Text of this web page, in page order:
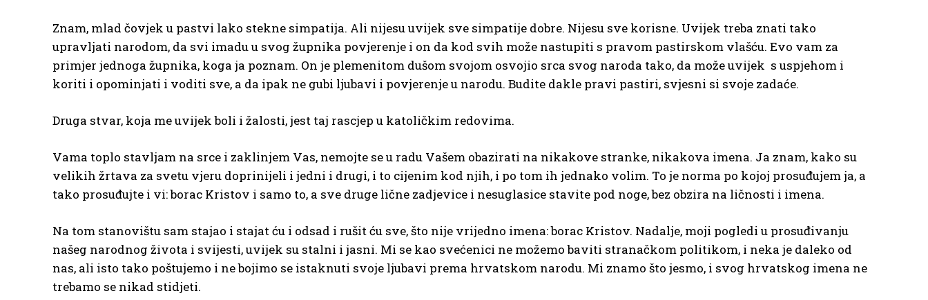
Znam, mlad čovjek u pastvi lako stekne simpatija. Ali nijesu uvijek sve simpatije dobre. Nijesu sve korisne. Uvijek treba znati tako
upravljati narodom, da svi imadu u svog župnika povjerenje i on da kod svih može nastupiti s pravom pastirskom vlašću. Evo vam za
primjer jednoga župnika, koga ja poznam. On je plemenitom dušom svojom osvojio srca svog naroda tako, da može uvijek s uspjehom i
koriti i opominjati i voditi sve, a da ipak ne gubi ljubavi i povjerenje u narodu. Budite dakle pravi pastiri, svjesni si svoje zadaće.
Druga stvar, koja me uvijek boli i žalosti, jest taj rascjep u katoličkim redovima.
Vama toplo stavljam na srce i zaklinjem Vas, nemojte se u radu Vašem obazirati na nikakove stranke, nikakova imena. Ja znam, kako su
velikih žrtava za svetu vjeru doprinijeli i jedni i drugi, i to cijenim kod njih, i po tom ih jednako volim. To je norma po kojoj prosuđujem ja, a
tako prosuđujte i vi: borac Kristov i samo to, a sve druge lične zadjevice i nesuglasice stavite pod noge, bez obzira na ličnosti i imena.
Na tom stanovištu sam stajao i stajat ću i odsad i rušit ću sve, što nije vrijedno imena: borac Kristov. Nadalje, moji pogledi u prosuđivanju
našeg narodnog života i svijesti, uvijek su stalni i jasni. Mi se kao svećenici ne možemo baviti stranačkom politikom, i neka je daleko od
nas, ali isto tako poštujemo i ne bojimo se istaknuti svoje ljubavi prema hrvatskom narodu. Mi znamo što jesmo, i svog hrvatskog imena ne
trebamo se nikad stidjeti.